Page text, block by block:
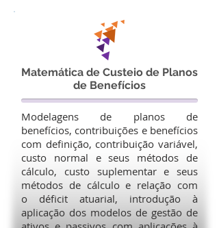
Matemática de Custeio de Planos
de Benefícios
Modelagens de planos de
benefícios, contribuições e benefícios
com definição, contribuição variável,
custo normal e seus métodos de
cálculo, custo suplementar e seus
métodos de cálculo e relação com
o déficit atuarial, introdução à
aplicação dos modelos de gestão de